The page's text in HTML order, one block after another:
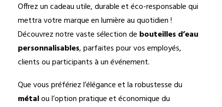
Offrez un cadeau utile, durable et éco-responsable qui
mettra votre marque en lumière au quotidien !
Découvrez notre vaste sélection de bouteilles d’eau
personnalisables, parfaites pour vos employés,
clients ou participants à un événement.
Que vous préfériez l’élégance et la robustesse du
métalou l’option pratique et économique du